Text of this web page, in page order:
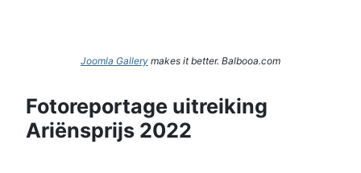
Joomla Gallery makes it better. Balbooa.com
Fotoreportage uitreiking
Ariënsprijs 2022